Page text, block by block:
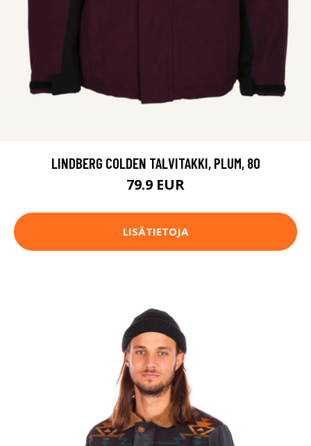
LINDBERG COLDEN TALVITAKKI, PLUM, 80
79.9 EUR
LISÄTIETOJA